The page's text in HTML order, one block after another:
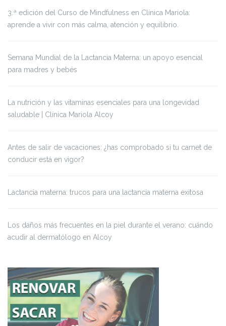
3.ª edición del Curso de Mindfulness en Clínica Mariola:
aprende a vivir con más calma, atención y equilibrio.
Semana Mundial de la Lactancia Materna: un apoyo esencial
para madres y bebés
La nutrición y las vitaminas esenciales para una longevidad
saludable | Clínica Mariola Alcoy
Antes de salir de vacaciones: ¿has comprobado si tu carnet de
conducir está en vigor?
Lactancia materna: trucos para una lactancia materna exitosa
Los daños más frecuentes en la piel durante el verano: cuándo
acudir al dermatólogo en Alcoy